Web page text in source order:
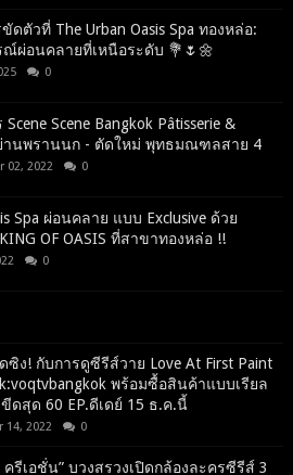
ดตัวที่ The Urban Oasis Spa ทองหล่อ:
ผ่อนคลายที่เหนือระดับ 💐🌷🌼
0
Scene Bangkok Pâtisserie &
ย่านพรานนก - ตัดใหม่ พุทธมณฑลสาย 4
02, 2022 0
Spa ผ่อนคลาย แบบ Exclusive ด้วย
OF OASIS ที่สาขาทองหล่อ !!
0
ซิง! กับการดูซีรีส์วาย Love At First Paint
พร้อมซื้อสินค้าแบบเรียล
ขีดสุด 60 EP.ดีเดย์ 15 ธ.ค.นี้
14, 2022 0
ครีเอชั่น” บวงสรวงเปิดกล้องละครซีรีส์ 3